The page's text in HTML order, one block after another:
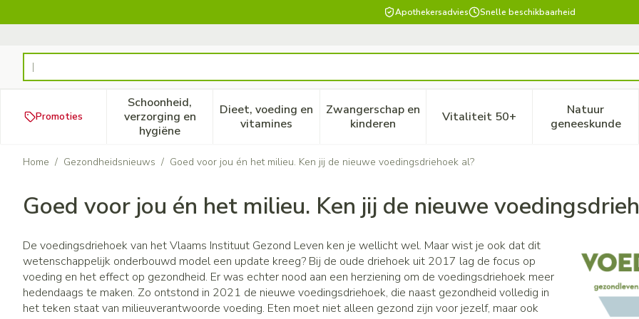
Apothekersadvies Snelle beschikbaarheid
Product, merk, categorie...
Promoties
Schoonheid,
verzorging en
hygiëne
Toon submenu voor Schoonheid, verzorging en hygiëne categorie
Dieet, voeding en
vitaminesToon submenu voor Dieet, voeding en vitamines categorie
Zwangerschap en
kinderenToon submenu voor Zwangerschap en kinderen
Vitaliteit 50+Toon submenu voor Vitaliteit
Natuur
geneeskunde
Toon
Home / Gezondheidsnieuws / Goed voor jou én het milieu. Ken jij de nieuwe voedingsdriehoek al?
Goed voor jou én het milieu. Ken jij de nieuwe
De voedingsdriehoek van het Vlaams Instituut Gezond Leven ken je wellicht wel. Maar wist je ook dat dit
wetenschappelijk onderbouwd model een update kreeg? Bij de oude driehoek uit 2017 lag de focus op
voeding en het effect op gezondheid. Er was echter nood aan een herziening om de voedingsdriehoek meer
hedendaags te maken. Zo ontstond in 2021 de nieuwe voedingsdriehoek, die naast gezondheid volledig in
het teken staat van milieuverantwoorde voeding. Eten moet niet alleen gezond zijn voor jezelf, maar ook